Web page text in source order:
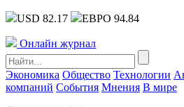
USD 82.17 ЕВРО 94.84
Онлайн журнал
Экономика Общество Технологии
компаний События Мнения В мире